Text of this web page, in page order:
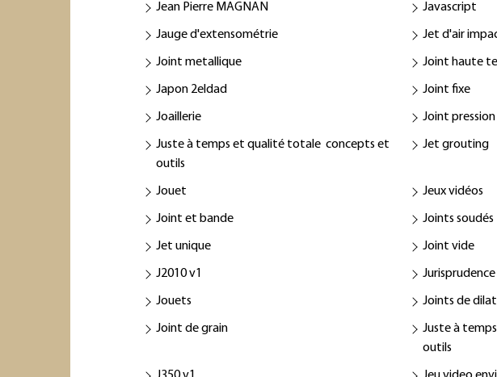
Jean Pierre MAGNAN Javascript
Jauge d'extensométrie Jet d'air
Joint metallique Joint haute
Japon 2eldad Joint fixe
Joaillerie Joint pression
Juste à temps et qualité totale concepts et
outils
Jet grouting
Jouet Jeux vidéos
Joint et bande Joints soudés
Jet unique Joint vide
J2010 v1 Jurisprudence
Jouets Joints de
Joint de grain
Juste à
outils